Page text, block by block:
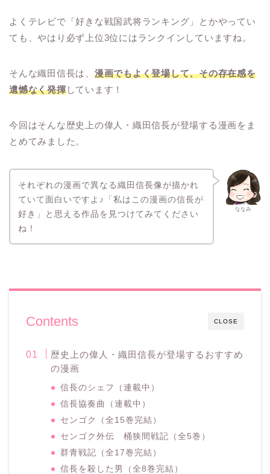
よくテレビで「好きな戦国武将ランキング」とかやってい
ても、やはり必ず上位3位にはランクインしていますね。
そんな織田信長は、 漫画でもよく登場して、その存在感を
遺憾なく発揮しています！
今回はそんな歴史上の偉人・織田信長が登場する漫画をま
とめてみました。
ななみ
それぞれの漫画で異なる織田信長像が描かれ
ていて面白いですよ♪「私はこの漫画の信長が
好き」と思える作品を見つけてみてください
ね！
CLOSE
Contents
歴史上の偉人・織田信長が登場するおすすめ
の漫画
信長のシェフ（連載中）
信長協奏曲（連載中）
センゴク（全15巻完結）
センゴク外伝 桶狭間戦記（全5巻）
群青戦記（全17巻完結）
信長を殺した男（全8巻完結）